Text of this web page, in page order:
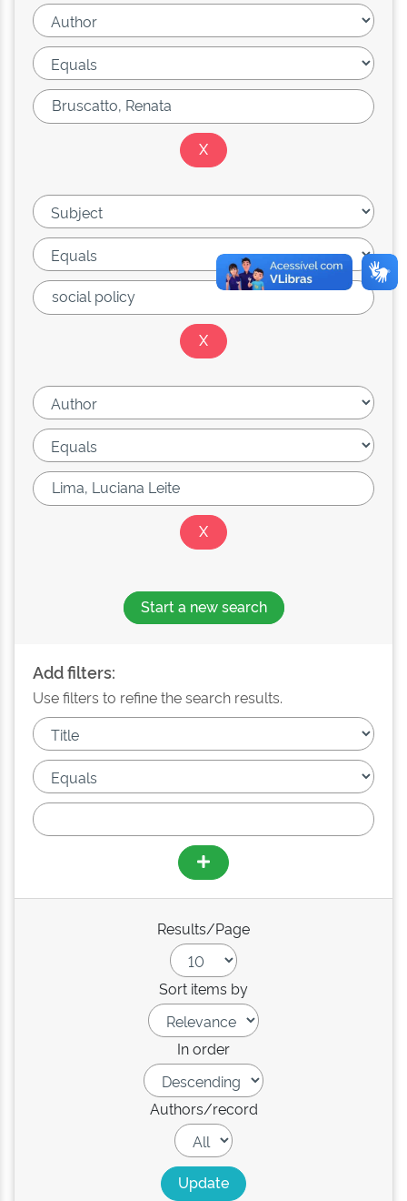
Start a new search
Add filters:
Use filters to refine the search results.
Results/Page
Sort items by
In order
Authors/record